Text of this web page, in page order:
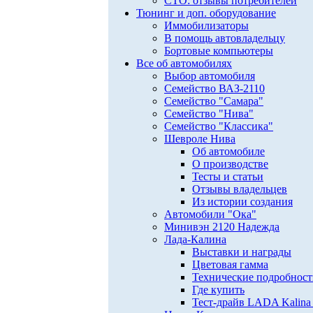
Тюнинг и доп. оборудование
Иммобилизаторы
В помощь автовладельцу
Бортовые компьютеры
Все об автомобилях
Выбор автомобиля
Семейство ВАЗ-2110
Семейство "Самара"
Семейство "Нива"
Семейство "Классика"
Шевроле Нива
Об автомобиле
О производстве
Тесты и статьи
Отзывы владельцев
Из истории создания
Автомобили "Ока"
Минивэн 2120 Надежда
Лада-Калина
Выставки и награды
Цветовая гамма
Технические
Где купить
Тест-драйв LADA Kalina